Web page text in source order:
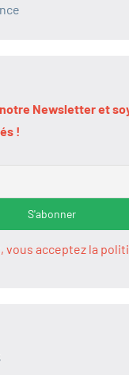
Newsletter et
!
vous acceptez la